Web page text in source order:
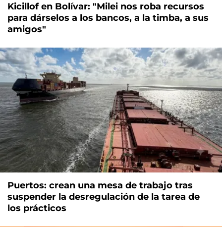
Kicillof en Bolívar: "Milei nos roba recursos
para dárselos a los bancos, a la timba, a sus
amigos"
Puertos: crean una mesa de trabajo tras
suspender la desregulación de la tarea de
los prácticos